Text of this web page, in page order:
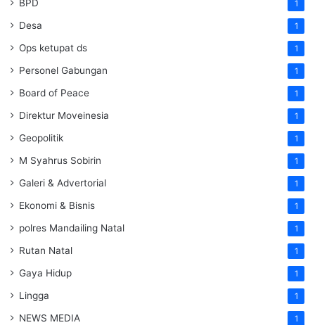
BPD 1
Desa 1
Ops ketupat ds 1
Personel Gabungan 1
Board of Peace 1
Direktur Moveinesia 1
Geopolitik 1
M Syahrus Sobirin 1
Galeri & Advertorial 1
Ekonomi & Bisnis 1
polres Mandailing Natal 1
Rutan Natal 1
Gaya Hidup 1
Lingga 1
NEWS MEDIA 1